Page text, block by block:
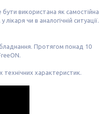
використана як самостійна
чи в аналогічній ситуації.
Протягом понад 10
характеристик.